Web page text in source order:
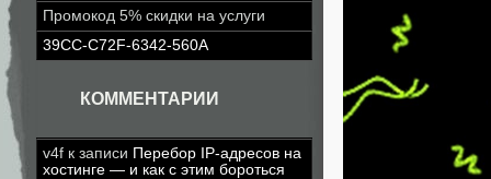
Промокод 5% скидки на услуги
39CC-C72F-6342-560A
КОММЕНТАРИИ
v4f к записи Перебор IP-адресов на
хостинге — и как с этим бороться